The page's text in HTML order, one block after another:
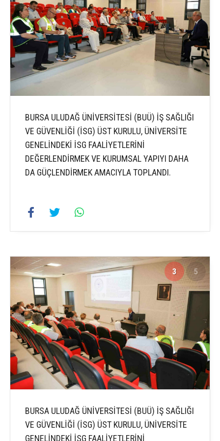
BURSA ULUDAĞ ÜNİVERSİTESİ (BUÜ) İŞ SAĞLIĞI
VE GÜVENLİĞİ (İSG) ÜST KURULU, ÜNİVERSİTE
GENELİNDEKİ İSG FAALİYETLERİNİ
DEĞERLENDİRMEK VE KURUMSAL YAPIYI DAHA
DA GÜÇLENDİRMEK AMACIYLA TOPLANDI.
3 5
BURSA ULUDAĞ ÜNİVERSİTESİ (BUÜ) İŞ SAĞLIĞI
VE GÜVENLİĞİ (İSG) ÜST KURULU, ÜNİVERSİTE
GENELİNDEKİ İSG FAALİYETLERİNİ